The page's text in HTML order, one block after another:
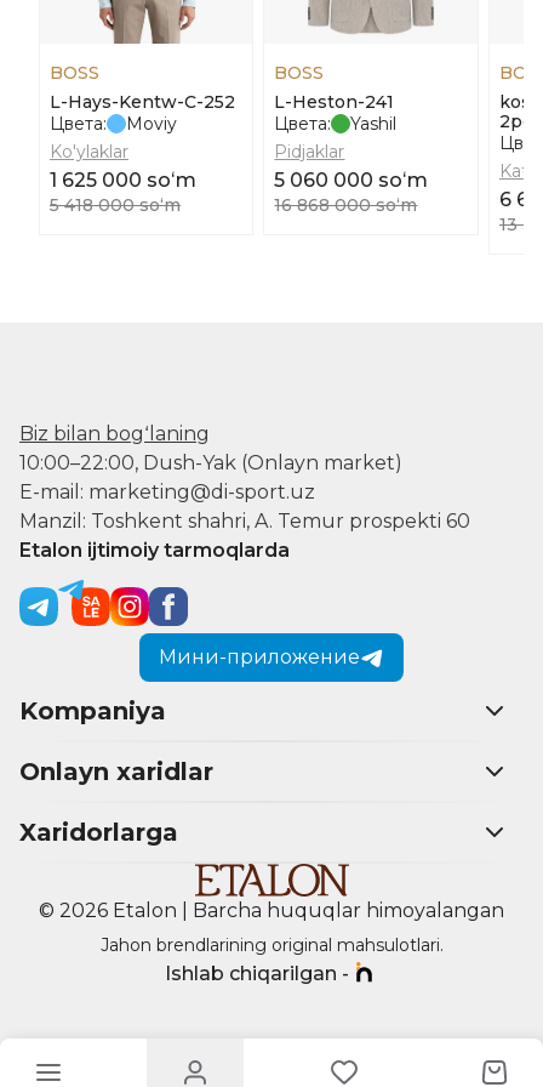
BOSS
L-Hays-Kentw-C-252
Цвета:
Moviy
Ko'ylaklar
1 625 000 soʻm
5 418 000 soʻm
BOSS
L-Heston-241
Цвета:
Yashil
Pidjaklar
5 060 000 soʻm
16 868 000 soʻm 6
13
Biz bilan bogʻlaning
10:00–22:00, Dush-Yak (Onlayn market)
E-mail: marketing@di-sport.uz
Manzil: Toshkent shahri, A. Temur prospekti 60
Etalon ijtimoiy tarmoqlarda
Мини-приложение
Kompaniya
Onlayn xaridlar
Xaridorlarga
© 2026 Etalon | Barcha huquqlar himoyalangan
Jahon brendlarining original mahsulotlari.
Ishlab chiqarilgan -